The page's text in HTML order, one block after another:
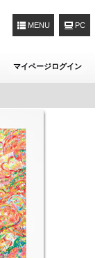
MENU
マイページログイン